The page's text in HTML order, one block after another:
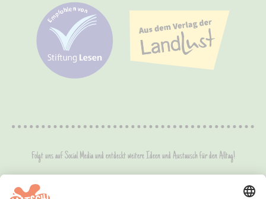
Folgt uns auf Social Media und entdeckt weitere Ideen und Austausch für den Alltag!